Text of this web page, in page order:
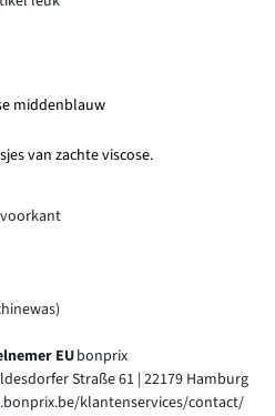
middenblauw
van zachte viscose.
EUbonprix
Straße 61 | 22179 Hamburg
klantenservices/contact/